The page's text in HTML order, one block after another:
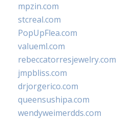
mpzin.com
stcreal.com
PopUpFlea.com
valueml.com
rebeccatorresjewelry.com
jmpbliss.com
drjorgerico.com
queensushipa.com
wendyweimerdds.com